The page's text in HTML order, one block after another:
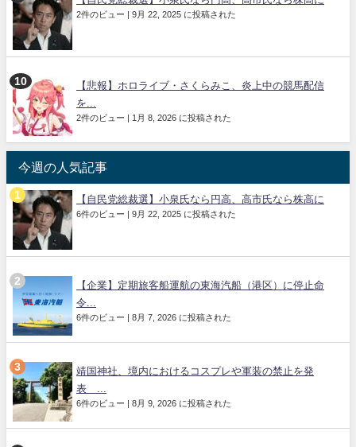
2件のビュー | 9月 22, 2025 に投稿された
【悲報】ホロライブ・さくらみこ、炎上中の競馬配信
を...
2件のビュー | 1月 8, 2026 に投稿された
今週の人気記事
【自民党総裁選】小泉氏なら円高、高市氏なら株高に
6件のビュー | 9月 22, 2025 に投稿された
【企業】定期旅客船運航の東海汽船（港区）に停止命
令...
6件のビュー | 8月 7, 2026 に投稿された
靖国神社、境内におけるコスプレや軍装の禁止を発
表 ...
6件のビュー | 8月 9, 2026 に投稿された